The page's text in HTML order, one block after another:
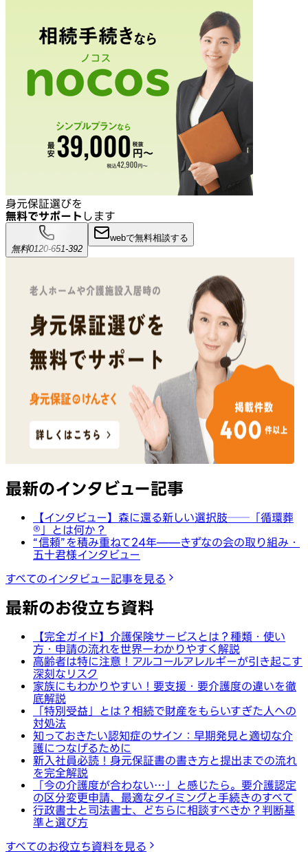
身元保証選びを
無料でサポート します
無料0120-651-392
webで無料相談する
最新のインタビュー記事
【インタビュー】森に還る新しい選択肢──「循環葬
®︎」とは何か？
“信頼”を積み重ねて24年——きずなの会の取り組み・
五十君様インタビュー
すべてのインタビュー記事を見る
最新のお役立ち資料
【完全ガイド】介護保険サービスとは？種類・使い
方・申請の流れを世界一わかりやすく解説
高齢者は特に注意！アルコールアレルギーが引き起こす
深刻なリスク
家族にもわかりやすい！要支援・要介護度の違いを徹
底解説
「特別受益」とは？相続で財産をもらいすぎた人への
対処法
知っておきたい認知症のサイン：早期発見と適切な介
護につなげるために
新入社員必読！身元保証書の書き方と提出までの流れ
を完全解説
「今の介護度が合わない…」と感じたら。要介護認定
の区分変更申請、最適なタイミングと手続きのすべて
行政書士と司法書士、どちらに相談すべきか？判断基
準と選び方
すべてのお役立ち資料を見る